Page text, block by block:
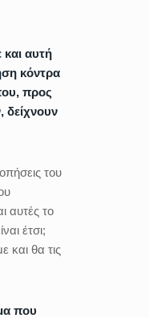
και αυτή
κόντρα
προς
δείχνουν
του
αυτές το
έτσι;
και θα τις
που